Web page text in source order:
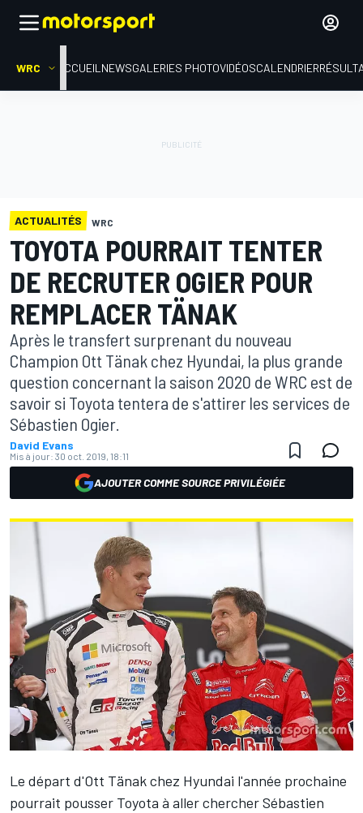
WRC ACCUEIL NEWSGALERIES PHOTOVIDÉOSCALENDRIER
ACTUALITÉS WRC
TOYOTA POURRAIT TENTER
DE RECRUTER OGIER POUR
REMPLACER TÄNAK
Après le transfert surprenant du nouveau
Champion Ott Tänak chez Hyundai, la plus grande
question concernant la saison 2020 de WRC est de
savoir si Toyota tentera de s'attirer les services de
Sébastien Ogier.
David Evans
Mis à jour: 30 oct. 2019, 18:11
AJOUTER COMME SOURCE PRIVILÉGIÉE
Le départ d'Ott Tänakchez Hyundai l'année prochaine
pourrait pousser Toyota à aller chercherSébastien